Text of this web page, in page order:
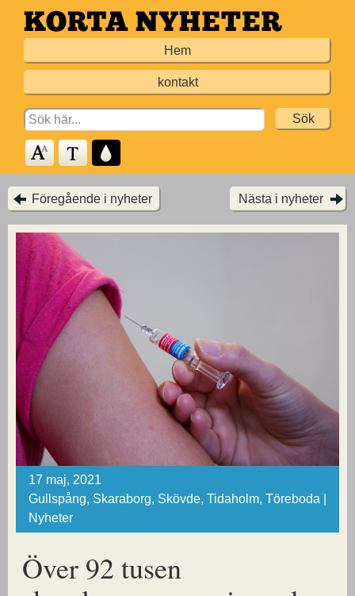
Hoppa
till
Hem
kontakt
Search
for:
Föregående i nyheter Nästa i nyheter
17 maj, 2021
Gullspång, Skaraborg, Skövde, Tidaholm, Töreboda |
Nyheter
Över 92 tusen